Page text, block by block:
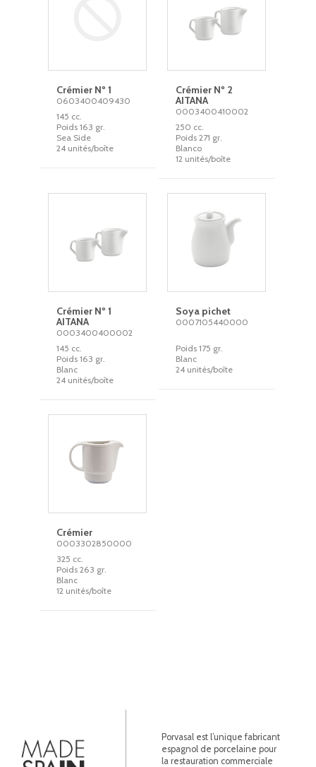
Crémier Nº 1
0603400409430
145 cc.
Poids 163 gr.
Sea Side
24 unités/boîte
Crémier Nº 2
AITANA
0003400410002
250 cc.
Poids 271 gr.
Blanco
12 unités/boîte
Crémier Nº 1
AITANA
0003400400002
145 cc.
Poids 163 gr.
Blanc
24 unités/boîte
Soya pichet
0007105440000
Poids 175 gr.
Blanc
24 unités/boîte
Crémier
0003302850000
325 cc.
Poids 263 gr.
Blanc
12 unités/boîte
Porvasal est l’unique fabricant
espagnol de porcelaine pour
la restauration commerciale